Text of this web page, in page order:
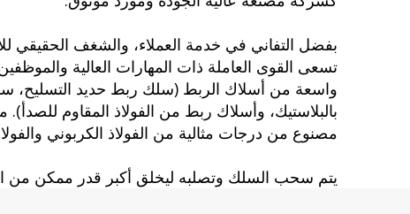
تسعى القوى العاملة ذات المهارات العالية
واسعة من أسلاك الربط (سلك ربط حديد التسليح،
مصنوع من درجات مثالية من الفولاذ الكربوني
يتم سحب السلك وتصلبه ليخلق أكبر قدر ممكن من